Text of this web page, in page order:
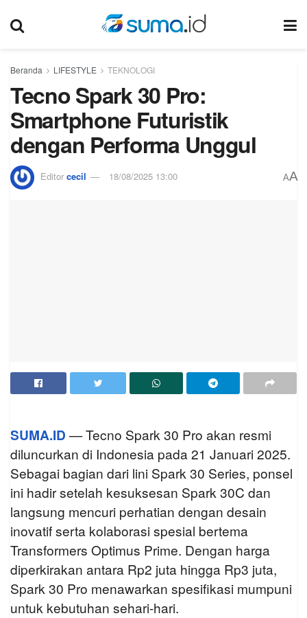
Beranda LIFESTYLE TEKNOLOGI
Tecno Spark 30 Pro:
Smartphone Futuristik
dengan Performa Unggul
Editor cecil 18/08/2025 13:00 AA
SUMA.ID — Tecno Spark 30 Pro akan resmi
diluncurkan di Indonesia pada 21 Januari 2025.
Sebagai bagian dari lini Spark 30 Series, ponsel
ini hadir setelah kesuksesan Spark 30C dan
langsung mencuri perhatian dengan desain
inovatif serta kolaborasi spesial bertema
Transformers Optimus Prime. Dengan harga
diperkirakan antara Rp2 juta hingga Rp3 juta,
Spark 30 Pro menawarkan spesifikasi mumpuni
untuk kebutuhan sehari-hari.